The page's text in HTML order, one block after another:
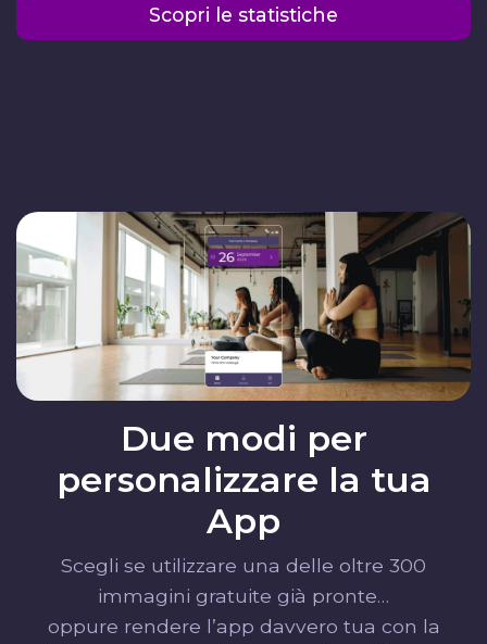
Scopri le statistiche
Due modi per
personalizzare la tua
App
Scegli se utilizzare una delle oltre 300
immagini gratuite già pronte…
oppure rendere l’app davvero tua con la